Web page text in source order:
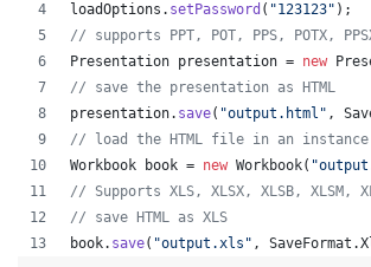
loadOptions . setPassword ( "123123" );
// supports PPT, POT, PPS, POTX,
Presentation presentation = new
// save the presentation as HTML
presentation. save( "output.html" ,
// load the HTML file in an instance
Workbook
book = new Workbook(
// Supports XLS, XLSX, XLSB, XLSM,
// save HTML as XLS
book. save( "output.xls" , SaveFormat .